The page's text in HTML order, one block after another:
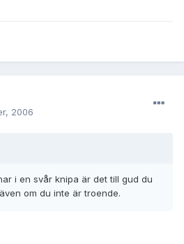
2006
i en svår knipa är det till gud du
om du inte är troende.